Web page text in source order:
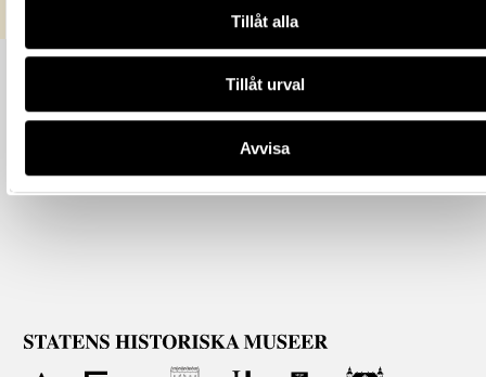
Tillåt alla
Tillåt urval
Avvisa